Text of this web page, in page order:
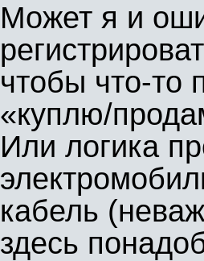
Может я и
чтобы что-то
«куплю/
Или логика
кабель
здесь